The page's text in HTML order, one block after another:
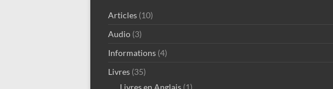
Articles (10)
Audio (3)
Informations (4)
Livres (35)
Livres en Anglais (1)